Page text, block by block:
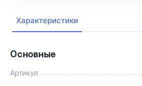
Характеристики
Основные
Артикул